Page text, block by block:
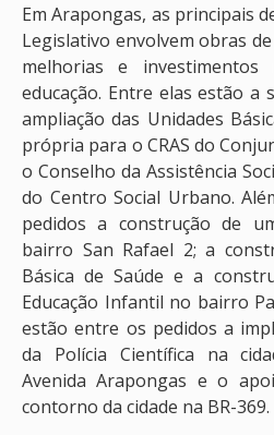
Em Arapongas, as principais
Legislativo envolvem obras
melhorias e
educação. Entre elas estão a
ampliação das Unidades
própria para o CRAS do
o Conselho da Assistência
do Centro Social Urbano.
pedidos a construção de
bairro San Rafael 2; a
Básica de Saúde e a
Educação Infantil no bairro
estão entre os pedidos a
da Polícia Científica na
Avenida Arapongas e o
contorno da cidade na BR-369.